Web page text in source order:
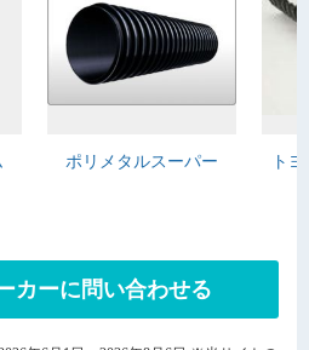
ポリメタルスーパー ト
カーに問い合わせる